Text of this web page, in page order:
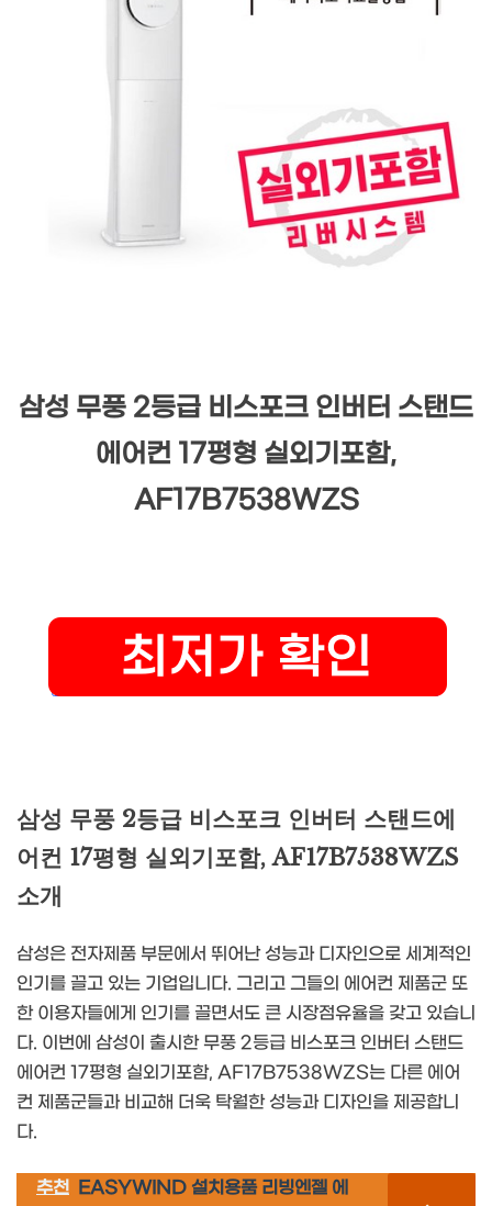
삼성 무풍 2등급 비스포크 인버터 스탠드
에어컨 17평형 실외기포함,
AF17B7538WZS
삼성 무풍 2등급 비스포크 인버터 스탠드에
어컨 17평형 실외기포함, AF17B7538WZS
소개
삼성은 전자제품 부문에서 뛰어난 성능과 디자인으로 세계적인
인기를 끌고 있는 기업입니다. 그리고 그들의 에어컨 제품군 또
한 이용자들에게 인기를 끌면서도 큰 시장점유율을 갖고 있습니
다. 이번에 삼성이 출시한 무풍 2등급 비스포크 인버터 스탠드
에어컨 17평형 실외기포함, AF17B7538WZS는 다른 에어
컨 제품군들과 비교해 더욱 탁월한 성능과 디자인을 제공합니
다.
추천 EASYWIND 설치용품 리빙엔젤 에